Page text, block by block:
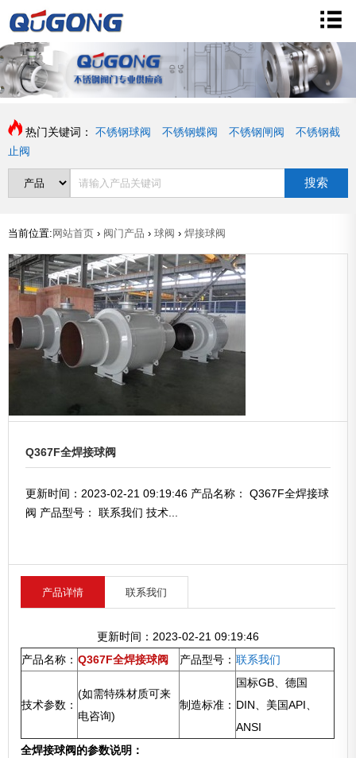
热门关键词： 不锈钢球阀 不锈钢蝶阀 不锈钢闸阀
不锈钢截
止阀
搜索
当前位置: 网站首页 › 阀门产品 › 球阀 › 焊接球阀
Q367F全焊接球阀
更新时间：2023-02-21 09:19:46 产品名称： Q367F全焊接球
阀 产品型号： 联系我们 技术...
产品详情 联系我们
更新时间：2023-02-21 09:19:46
产品名称： Q367F全焊接球阀 产品型号： 联系我们
技术参数：
(如需特殊材质可来
电咨询)
制造标准：
国标GB、德国
DIN、美国API、
ANSI
全焊接球阀的参数说明：